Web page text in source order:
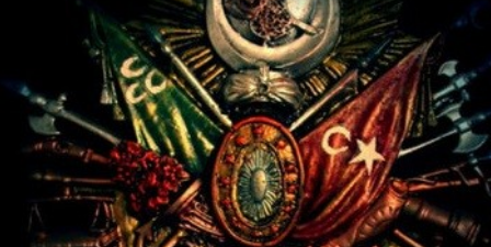
L'ÉQUIPE
Chroniques Ottomanes
"Si je tombe sur le champ de bataille, qu'on grave sur la pierre,
qu'on ne vit que ce que nous réserve notre destin..."